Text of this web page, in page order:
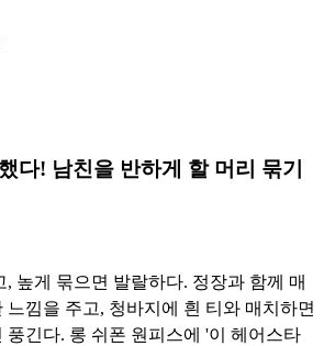
다! 남친을 반하게 할 머리 묶기
높게 묶으면 발랄하다. 정장과 함께 매
느낌을 주고, 청바지에 흰 티와 매치하면
풍긴다. 롱 쉬폰 원피스에 '이 헤어스타